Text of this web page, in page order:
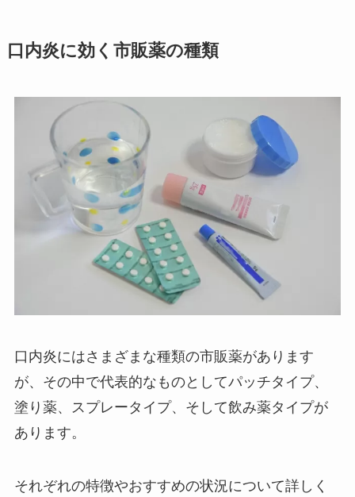
口内炎に効く市販薬の種類
口内炎にはさまざまな種類の市販薬があります
が、その中で代表的なものとしてパッチタイプ、
塗り薬、スプレータイプ、そして飲み薬タイプが
あります。
それぞれの特徴やおすすめの状況について詳しく